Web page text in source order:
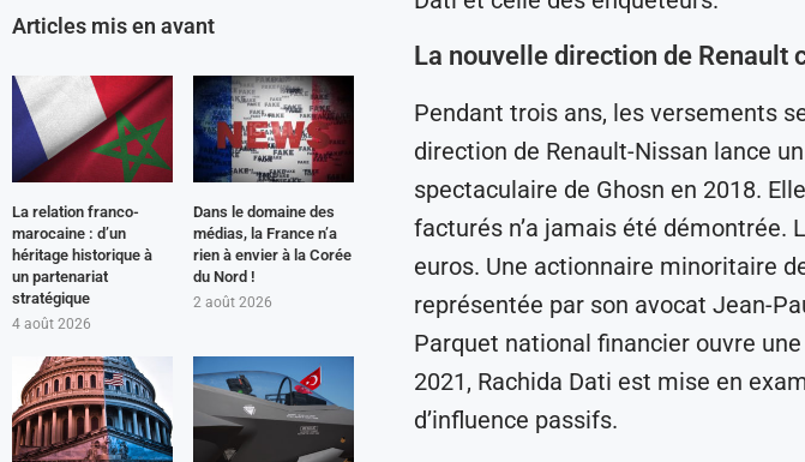
La nouvelle direction de Renault
Pendant trois ans, les versements
direction de Renault-Nissan lance
spectaculaire de Ghosn en 2018.
facturés n’a jamais été démontrée.
euros. Une actionnaire minoritaire
représentée par son avocat Jean-
Parquet national financier ouvre
2021, Rachida Dati est mise en
d’influence passifs.
Articles mis en avant
La relation franco-
marocaine : d’un
héritage historique à
un partenariat
stratégique
4 août 2026
Dans le domaine des
médias, la France n’a
rien à envier à la Corée
du Nord !
2 août 2026